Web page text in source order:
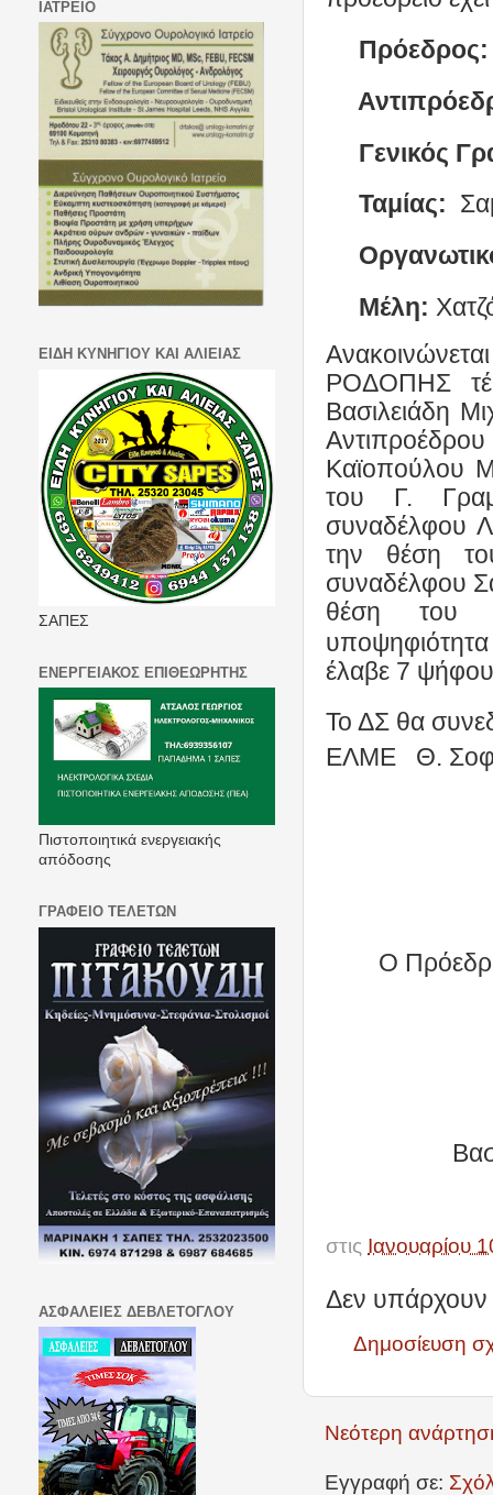
Πρόεδρος:
Γενικός
Ταμίας:
Μέλη:
ΡΟΔΟΠΗΣ
Βασιλειάδη
Καϊοπούλου
του Γ.
συναδέλφου
την θέση
συναδέλφου
θέση του
έλαβε 7
Το ΔΣ θα
ΕΛΜΕ
Θ.
Ο
στις Ιανουαρίου
Δεν υπάρχουν
Δημοσίευση
Νεότερη
Εγγραφή σε:
ΙΑΤΡΕΙΟ
ΕΙΔΗ ΚΥΝΗΓΙΟΥ ΚΑΙ ΑΛΙΕΙΑΣ
ΣΑΠΕΣ
ΕΝΕΡΓΕΙΑΚΟΣ ΕΠΙΘΕΩΡΗΤΗΣ
Πιστοποιητικά ενεργειακής
απόδοσης
ΓΡΑΦΕΙΟ ΤΕΛΕΤΩΝ
ΑΣΦΑΛΕΙΕΣ ΔΕΒΛΕΤΟΓΛΟΥ